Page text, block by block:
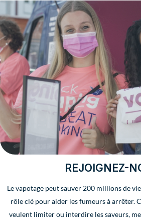
REJOIGNEZ-
Le vapotage peut sauver 200 millions de
rôle clé pour aider les fumeurs à arrêter.
veulent limiter ou interdire les saveurs,